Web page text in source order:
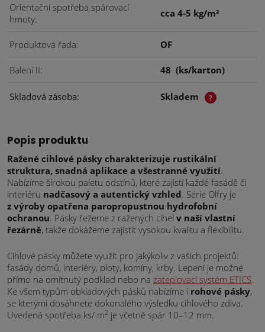
Orientační spotřeba spárovací
hmoty
cca 4-5 kg/m²
Produktová řada OF
Balení II 48 (ks/karton)
Skladová zásoba Skladem ?
Popis produktu
Ražené cihlové pásky charakterizuje rustikální
struktura, snadná aplikace a všestranné využití.
Nabízíme širokou paletu odstínů, které zajistí každé fasádě či
interiéru nadčasový a autentický vzhled. Série Olfry je
z výroby opatřena paropropustnou hydrofobní
ochranou. Pásky řežeme z ražených cihel v naší vlastní
řezárně, takže dokážeme zajistit vysokou kvalitu a flexibilitu.
Cihlové pásky můžete využít pro jakýkoliv z vašich projektů:
fasády domů, interiéry, ploty, komíny, krby. Lepení je možné
přímo na omítnutý podklad nebo na zateplovací systém ETICS.
Ke všem typům obkladových pásků nabízíme i rohové pásky,
se kterými dosáhnete dokonalého výsledku cihlového zdiva.
Uvedená spotřeba ks/ m2 je včetně spár 10–12 mm.